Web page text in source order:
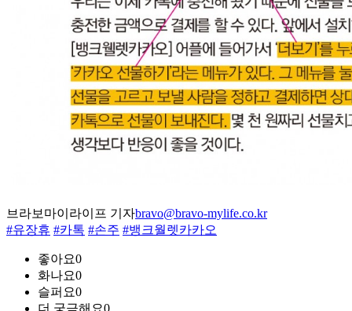
브라보마이라이프 기자bravo@bravo-mylife.co.kr
#유장휴 #카톡 #손주 #뱅크월렛카카오
좋아요0
화나요0
슬퍼요0